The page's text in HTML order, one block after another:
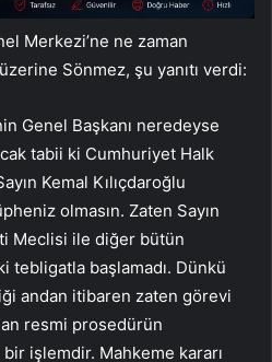
Merkezi’ne ne zaman
Sönmez, şu yanıtı verdi:
Genel Başkanı neredeyse
tabii ki Cumhuriyet Halk
Kemal Kılıçdaroğlu
olmasın. Zaten Sayın
Meclisi ile diğer bütün
tebligatla başlamadı. Dünkü
andan itibaren zaten görevi
resmi prosedürün
işlemdir. Mahkeme kararı